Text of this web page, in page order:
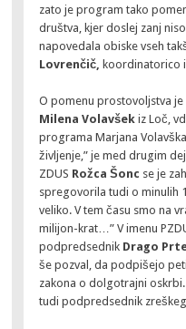
zato je program tako
društva, kjer doslej zanj
napovedala obiske vseh
Lovrenčič, koordinatorico
O pomenu prostovoljstva
Milena Volavšek iz Loč,
programa Marjana
življenje,” je med drugim
ZDUS Rožca Šonc se je
spregovorila tudi o minulih
veliko. V tem času smo na
milijon-krat…” V imenu
podpredsednik Drago
še pozval, da podpišejo
zakona o dolgotrajni
tudi podpredsednik